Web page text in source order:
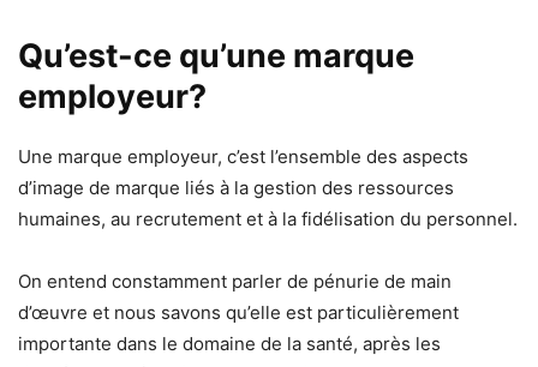
Qu’est-ce qu’une marque
employeur?
Une marque employeur, c’est l’ensemble des aspects
d’image de marque liés à la gestion des ressources
humaines, au recrutement et à la fidélisation du personnel.
On entend constamment parler de pénurie de main
d’œuvre et nous savons qu’elle est particulièrement
importante dans le domaine de la santé, après les